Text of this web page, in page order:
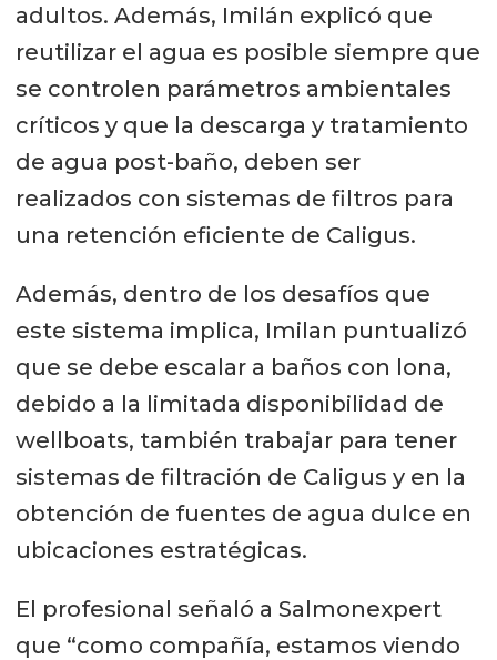
adultos. Además, Imilán explicó que
reutilizar el agua es posible siempre que
se controlen parámetros ambientales
críticos y que la descarga y tratamiento
de agua post-baño, deben ser
realizados con sistemas de filtros para
una retención eficiente de Caligus.
Además, dentro de los desafíos que
este sistema implica, Imilan puntualizó
que se debe escalar a baños con lona,
debido a la limitada disponibilidad de
wellboats, también trabajar para tener
sistemas de filtración de Caligus y en la
obtención de fuentes de agua dulce en
ubicaciones estratégicas.
El profesional señaló a Salmonexpert
que “como compañía, estamos viendo